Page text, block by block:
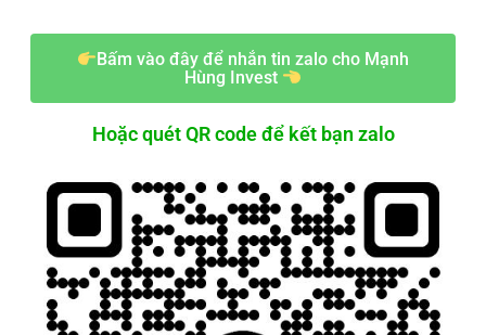
Bấm vào đây để nhắn tin zalo cho Mạnh
Hùng Invest
Hoặc quét QR code để kết bạn zalo